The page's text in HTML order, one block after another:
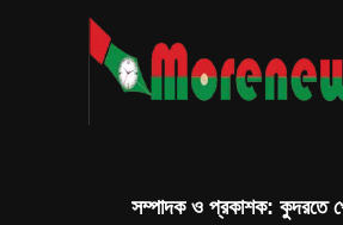
সম্পাদক ও প্রকাশক: কুদরতে